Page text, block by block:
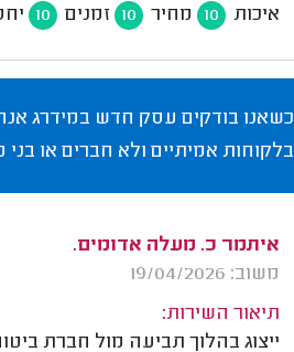
איכות 10 מחיר 10 זמנים 10
כשאנו בודקים עסק חדש במידרג
בלקוחות אמיתיים ולא חברים או
איתמר כ. מעלה אדומים.
משוב: 19/04/2026
תיאור השירות:
ייצוג בהלוך תביעה מול חברת